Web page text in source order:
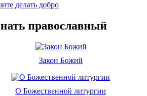
делать добро
православный
Закон Божий
О Божественной литургии